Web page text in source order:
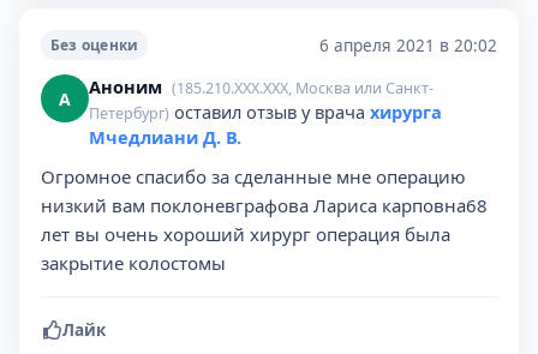
Без оценки 6 апреля 2021 в 20:02
А Аноним (185.210.XXX.XXX, Москва или Санкт-
Петербург) оставил отзыв у врача хирурга
Мчедлиани Д. В.
Огромное спасибо за сделанные мне операцию
низкий вам поклоневграфова Лариса карповна68
лет вы очень хороший хирург операция была
закрытие колостомы
Лайк